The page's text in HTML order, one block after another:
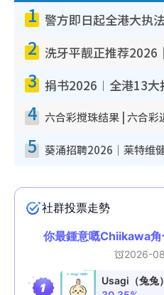
1
2
3
4
5